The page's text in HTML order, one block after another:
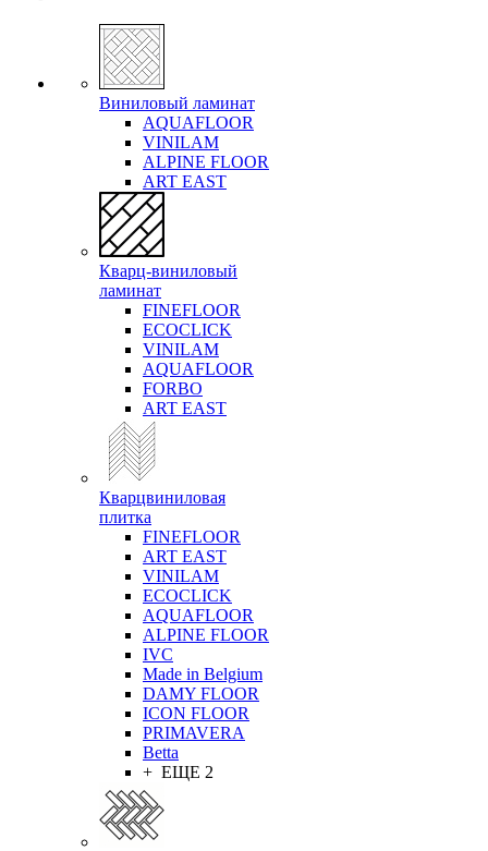
Виниловый ламинат
AQUAFLOOR
VINILAM
ALPINE FLOOR
ART EAST
Кварц-виниловый
ламинат
FINEFLOOR
ECOCLICK
VINILAM
AQUAFLOOR
FORBO
ART EAST
Кварцвиниловая
плитка
FINEFLOOR
ART EAST
VINILAM
ECOCLICK
AQUAFLOOR
ALPINE FLOOR
IVC
Made in Belgium
DAMY FLOOR
ICON FLOOR
PRIMAVERA
Betta
+ ЕЩЕ 2